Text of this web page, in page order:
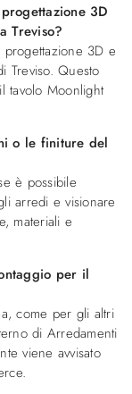
3D
Treviso?
3D e
Treviso. Questo
tavolo Moonlight
o le finiture del
è possibile
arredi e visionare
materiali e
per il
come per gli altri
di Arredamenti
viene avvisato